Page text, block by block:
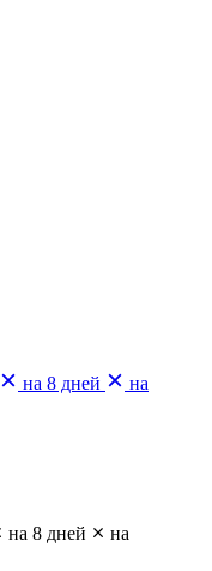
на 8 дней
на
на 8 дней
на